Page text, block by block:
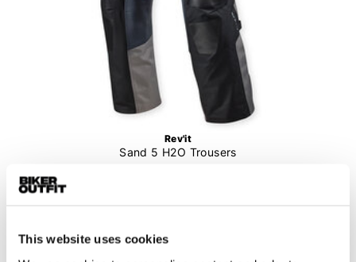
This website uses cookies
Rev'it
Sand 5 H2O Trousers